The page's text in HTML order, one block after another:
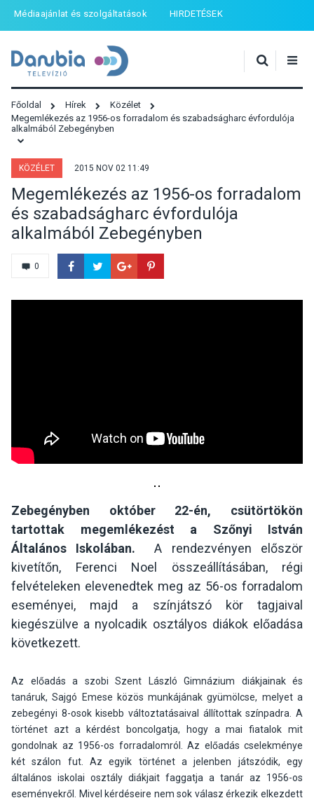
Médiaajánlat és szolgáltatások HIRDETÉSEK
Főoldal Hírek
Közélet
Megemlékezés az 1956-os forradalom és szabadságharc évfordulója
alkalmából Zebegényben
KÖZÉLET 2015 NOV 02 11:49
Megemlékezés az 1956-os forradalom
és szabadságharc évfordulója
alkalmából Zebegényben
0
Zebegényben október 22-én, csütörtökön
tartottak megemlékezést a Szőnyi István
Általános Iskolában. A rendezvényen először
kivetítőn, Ferenci Noel összeállításában, régi
felvételeken elevenedtek meg az 56-os forradalom
eseményei, majd a színjátszó kör tagjaival
kiegészülve a nyolcadik osztályos diákok előadása
következett.
Az előadás a szobi Szent László Gimnázium diákjainak és
tanáruk, Sajgó Emese közös munkájának gyümölcse, melyet a
zebegényi 8-osok kisebb változtatásaival állítottak színpadra. A
történet azt a kérdést boncolgatja, hogy a mai fiatalok mit
gondolnak az 1956-os forradalomról. Az előadás cselekménye
két szálon fut. Az egyik történet a jelenben játszódik, egy
általános iskolai osztály diákjait faggatja a tanár az 1956-os
eseményekről. Mivel kérdéseire nem sok válasz érkezik elkezdett